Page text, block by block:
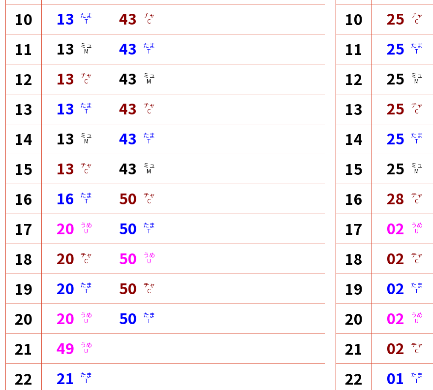
10 13 たま
T 43 チャ
C
11 13 ミュ
M 43 たま
T
12 13 チャ
C 43 ミュ
M
13 13 たま
T 43 チャ
C
14 13 ミュ
M 43 たま
T
15 13 チャ
C 43 ミュ
M
16 16 たま
T 50 チャ
C
17 20 うめ
U 50 たま
T
18 20 チャ
C 50 うめ
U
19 20 たま
T 50 チャ
C
20 20 うめ
U 50 たま
T
21 49 うめ
U
22 21 たま
T
10 25 チャ
C
11 25 たま
T
12 25 ミュ
M
13 25 チャ
C
14 25 たま
T
15 25 ミュ
M
16 28 チャ
C
17 02 うめ
U
18 02 チャ
C
19 02 たま
T
20 02 うめ
U
21 02 チャ
C
22 01 たま
T